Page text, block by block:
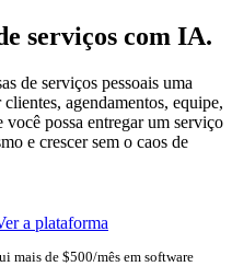
serviços com IA.
de serviços pessoais uma
agendamentos, equipe,
possa entregar um serviço
e crescer sem o caos de
a plataforma
mais de $500/mês em software